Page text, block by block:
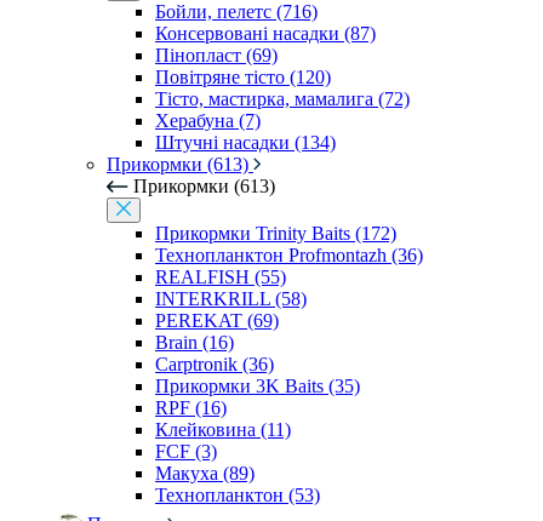
Бойли, пелетс (716)
Консервовані насадки (87)
Пінопласт (69)
Повітряне тісто (120)
Тісто, мастирка, мамалига (72)
Херабуна (7)
Штучні насадки (134)
Прикормки (613)
Прикормки (613)
Прикормки Trinity Baits (172)
Технопланктон Profmontazh (36)
REALFISH (55)
INTERKRILL (58)
PEREKAT (69)
Brain (16)
Carptronik (36)
Прикормки 3K Baits (35)
RPF (16)
Клейковина (11)
FCF (3)
Макуха (89)
Технопланктон (53)